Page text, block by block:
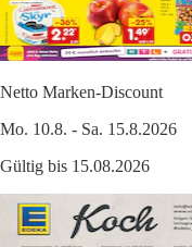
Netto Marken-Discount
Mo. 10.8. - Sa. 15.8.2026
Gültig bis 15.08.2026